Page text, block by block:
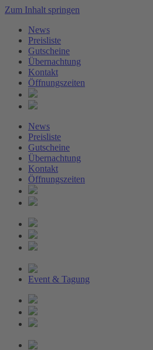
Zum Inhalt springen
News
Preisliste
Gutscheine
Übernachtung
Kontakt
Öffnungszeiten
News
Preisliste
Gutscheine
Übernachtung
Kontakt
Öffnungszeiten
Event & Tagung